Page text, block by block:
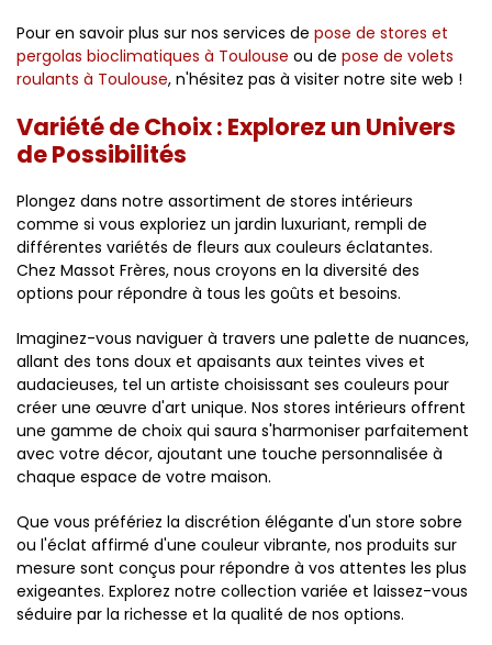
Pour en savoir plus sur nos services de pose de stores et
pergolas bioclimatiques à Toulouse ou de pose de volets
roulants à Toulouse, n'hésitez pas à visiter notre site web !
Variété de Choix : Explorez un Univers
de Possibilités
Plongez dans notre assortiment de stores intérieurs
comme si vous exploriez un jardin luxuriant, rempli de
différentes variétés de fleurs aux couleurs éclatantes.
Chez Massot Frères, nous croyons en la diversité des
options pour répondre à tous les goûts et besoins.
Imaginez-vous naviguer à travers une palette de nuances,
allant des tons doux et apaisants aux teintes vives et
audacieuses, tel un artiste choisissant ses couleurs pour
créer une œuvre d'art unique. Nos stores intérieurs offrent
une gamme de choix qui saura s'harmoniser parfaitement
avec votre décor, ajoutant une touche personnalisée à
chaque espace de votre maison.
Que vous préfériez la discrétion élégante d'un store sobre
ou l'éclat affirmé d'une couleur vibrante, nos produits sur
mesure sont conçus pour répondre à vos attentes les plus
exigeantes. Explorez notre collection variée et laissez-vous
séduire par la richesse et la qualité de nos options.